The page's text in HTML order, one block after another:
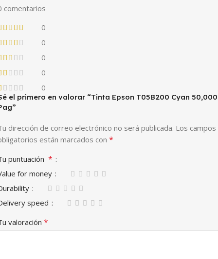
comentarios
0
0
0
0
0
el primero en valorar “Tinta Epson T05B200 Cyan 50,000
dirección de correo electrónico no será publicada. Los campos
están marcados con *
puntuación *
for money
speed
valoración *